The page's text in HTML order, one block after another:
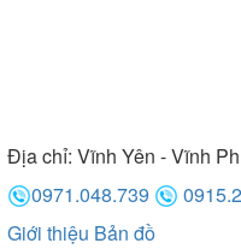
Địa chỉ: Vĩnh Yên - Vĩnh
0971.048.739
Giới thiệu Bản đồ